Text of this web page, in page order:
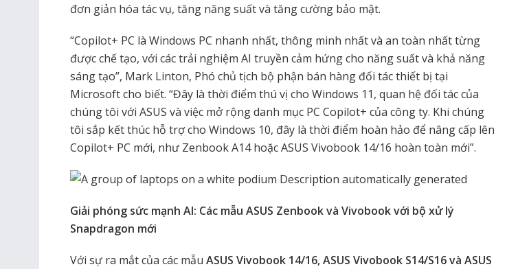
đơn giản hóa tác vụ, tăng năng suất và tăng cường bảo mật.
“Copilot+ PC là Windows PC nhanh nhất, thông minh nhất và an toàn nhất từng
được chế tạo, với các trải nghiệm AI truyền cảm hứng cho năng suất và khả năng
sáng tạo”, Mark Linton, Phó chủ tịch bộ phận bán hàng đối tác thiết bị tại
Microsoft cho biết. “Đây là thời điểm thú vị cho Windows 11, quan hệ đối tác của
chúng tôi với ASUS và việc mở rộng danh mục PC Copilot+ của công ty. Khi chúng
tôi sắp kết thúc hỗ trợ cho Windows 10, đây là thời điểm hoàn hảo để nâng cấp lên
Copilot+ PC mới, như Zenbook A14 hoặc ASUS Vivobook 14/16 hoàn toàn mới”.
Giải phóng sức mạnh AI: Các mẫu ASUS Zenbook và Vivobook với bộ xử lý
Snapdragon mới
Với sự ra mắt của các mẫu ASUS Vivobook 14/16, ASUS Vivobook S14/S16 và ASUS